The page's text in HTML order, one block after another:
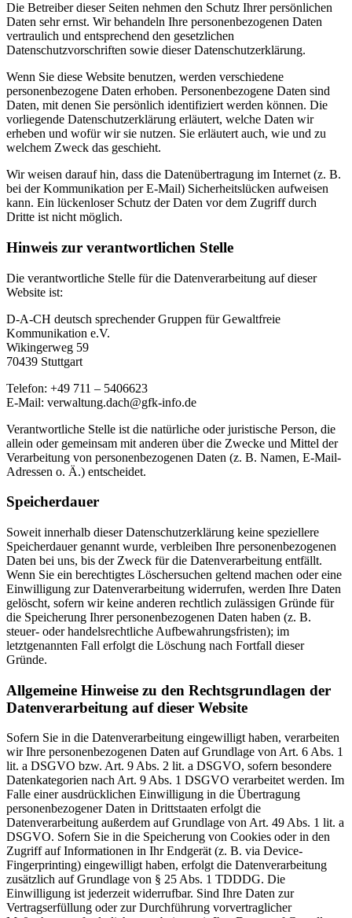
Die Betreiber dieser Seiten nehmen den Schutz Ihrer persönlichen
Daten sehr ernst. Wir behandeln Ihre personenbezogenen Daten
vertraulich und entsprechend den gesetzlichen
Datenschutzvorschriften sowie dieser Datenschutzerklärung.
Wenn Sie diese Website benutzen, werden verschiedene
personenbezogene Daten erhoben. Personenbezogene Daten sind
Daten, mit denen Sie persönlich identifiziert werden können. Die
vorliegende Datenschutzerklärung erläutert, welche Daten wir
erheben und wofür wir sie nutzen. Sie erläutert auch, wie und zu
welchem Zweck das geschieht.
Wir weisen darauf hin, dass die Datenübertragung im Internet (z. B.
bei der Kommunikation per E-Mail) Sicherheitslücken aufweisen
kann. Ein lückenloser Schutz der Daten vor dem Zugriff durch
Dritte ist nicht möglich.
Hinweis zur verantwortlichen Stelle
Die verantwortliche Stelle für die Datenverarbeitung auf dieser
Website ist:
D-A-CH deutsch sprechender Gruppen für Gewaltfreie
Kommunikation e.V.
Wikingerweg 59
70439 Stuttgart
Telefon: +49 711 – 5406623
E-Mail: verwaltung.dach@gfk-info.de
Verantwortliche Stelle ist die natürliche oder juristische Person, die
allein oder gemeinsam mit anderen über die Zwecke und Mittel der
Verarbeitung von personenbezogenen Daten (z. B. Namen, E-Mail-
Adressen o. Ä.) entscheidet.
Speicherdauer
Soweit innerhalb dieser Datenschutzerklärung keine speziellere
Speicherdauer genannt wurde, verbleiben Ihre personenbezogenen
Daten bei uns, bis der Zweck für die Datenverarbeitung entfällt.
Wenn Sie ein berechtigtes Löschersuchen geltend machen oder eine
Einwilligung zur Datenverarbeitung widerrufen, werden Ihre Daten
gelöscht, sofern wir keine anderen rechtlich zulässigen Gründe für
die Speicherung Ihrer personenbezogenen Daten haben (z. B.
steuer- oder handelsrechtliche Aufbewahrungsfristen); im
letztgenannten Fall erfolgt die Löschung nach Fortfall dieser
Gründe.
Allgemeine Hinweise zu den Rechtsgrundlagen der
Datenverarbeitung auf dieser Website
Sofern Sie in die Datenverarbeitung eingewilligt haben, verarbeiten
wir Ihre personenbezogenen Daten auf Grundlage von Art. 6 Abs. 1
lit. a DSGVO bzw. Art. 9 Abs. 2 lit. a DSGVO, sofern besondere
Datenkategorien nach Art. 9 Abs. 1 DSGVO verarbeitet werden. Im
Falle einer ausdrücklichen Einwilligung in die Übertragung
personenbezogener Daten in Drittstaaten erfolgt die
Datenverarbeitung außerdem auf Grundlage von Art. 49 Abs. 1 lit. a
DSGVO. Sofern Sie in die Speicherung von Cookies oder in den
Zugriff auf Informationen in Ihr Endgerät (z. B. via Device-
Fingerprinting) eingewilligt haben, erfolgt die Datenverarbeitung
zusätzlich auf Grundlage von § 25 Abs. 1 TDDDG. Die
Einwilligung ist jederzeit widerrufbar. Sind Ihre Daten zur
Vertragserfüllung oder zur Durchführung vorvertraglicher